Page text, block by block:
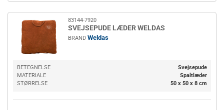
83144-7920
SVEJSEPUDE LÆDER WELDAS
BRAND Weldas
BETEGNELSE
Svejsepude
MATERIALE
Spaltlæder
STØRRELSE
50 x 50 x 8 cm